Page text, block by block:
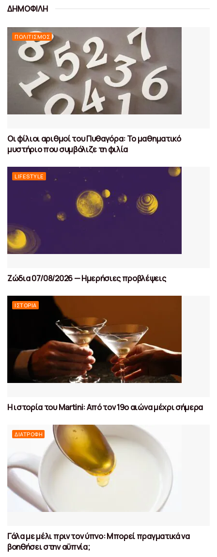
ΔΗΜΟΦΙΛΗ
ΠΟΛΙΤΙΣΜΌΣ
Οι φίλιοι αριθμοί του Πυθαγόρα: Το μαθηματικό
μυστήριο που συμβόλιζε τη φιλία
LIFESTYLE
Ζώδια 07/08/2026 — Ημερήσιες προβλέψεις
ΙΣΤΟΡΊΑ
Η ιστορία του Martini: Από τον 19ο αιώνα μέχρι σήμερα
ΔΙΑΤΡΟΦΉ
Γάλα με μέλι πριν τον ύπνο: Μπορεί πραγματικά να
βοηθήσει στην αϋπνία;